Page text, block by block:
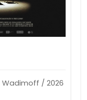
Wadimoff / 2026